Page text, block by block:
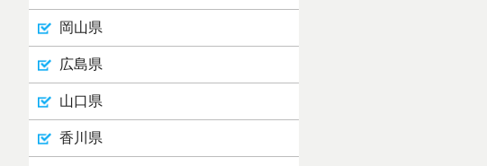
岡山県
広島県
山口県
香川県